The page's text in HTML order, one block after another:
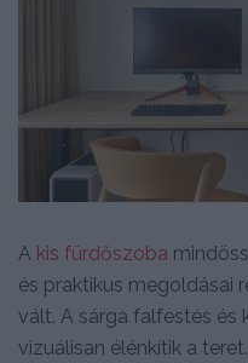
A kis fürdőszoba
és praktikus megoldásai
vált. A sárga falfestés és
vizuálisan élénkítik a